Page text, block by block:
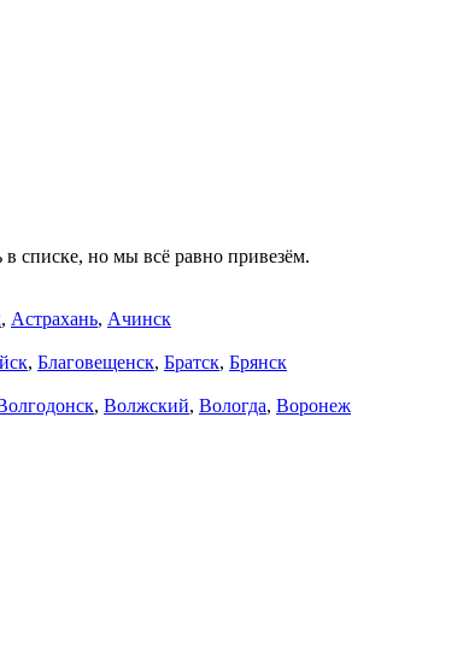
списке, но мы всё равно привезём.
, Астрахань, Ачинск
, Благовещенск, Братск, Брянск
, Волжский, Вологда, Воронеж